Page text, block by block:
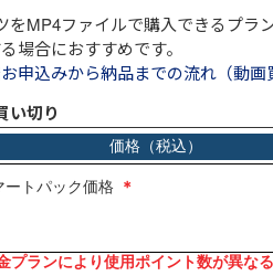
MP4ファイルで購入できるプラン
場合におすすめです。
申込みから納品までの流れ（動画
い切り